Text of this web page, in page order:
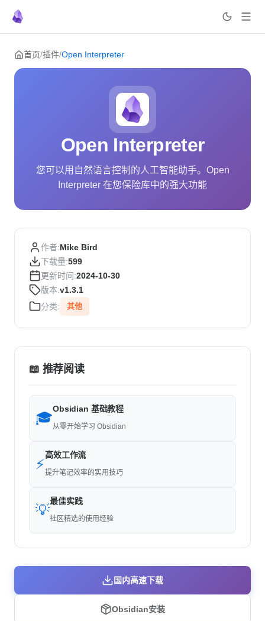
Skip to content
首页/插件/Open Interpreter
Open Interpreter
您可以用自然语言控制的人工智能助手。Open
Interpreter 在您保险库中的强大功能
作者:Mike Bird
下载量:599
更新时间:2024-10-30
版本:v1.3.1
分类:
其他
📖 推荐阅读
🎓
Obsidian 基础教程
从零开始学习 Obsidian
⚡
高效工作流
提升笔记效率的实用技巧
💡
最佳实践
社区精选的使用经验
国内高速下载
Obsidian安装